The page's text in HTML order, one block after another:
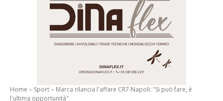
Home Sport
Marca rilancia l'affare CR7-Napoli: "Si può fare, è
l'ultima opportunità"